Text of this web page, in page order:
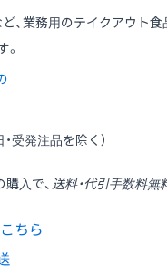
、業務用のテイクアウト食
・受発注品を除く）
購入で、 送料・代引手数料無
ちら